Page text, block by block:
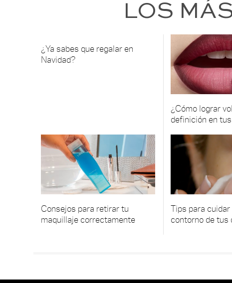
LOS
¿Ya sabes que regalar en
Navidad?
¿Cómo lograr
definición en
Consejos para retirar tu
maquillaje correctamente
Tips para cuidar
contorno de tus